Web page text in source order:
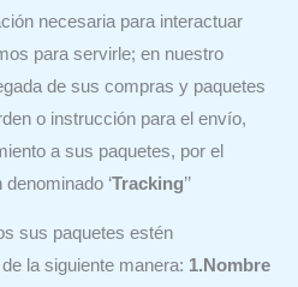
necesaria para interactuar
para servirle; en nuestro
de sus compras y paquetes
o instrucción para el envío,
a sus paquetes, por el
‘Tracking’’
sus paquetes estén
la siguiente manera: 1.Nombre